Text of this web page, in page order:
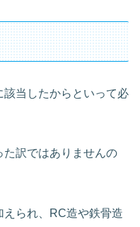
当したからといって必
た訳ではありませんの
られ、RC造や鉄骨造